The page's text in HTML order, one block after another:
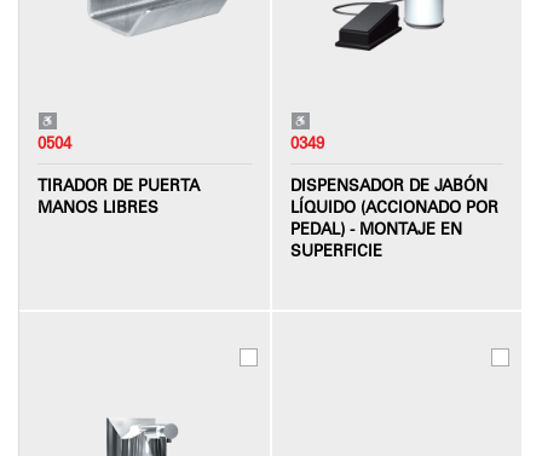
0504
TIRADOR DE PUERTA
MANOS LIBRES
0349
DISPENSADOR DE JABÓN
LÍQUIDO (ACCIONADO POR
PEDAL) - MONTAJE EN
SUPERFICIE